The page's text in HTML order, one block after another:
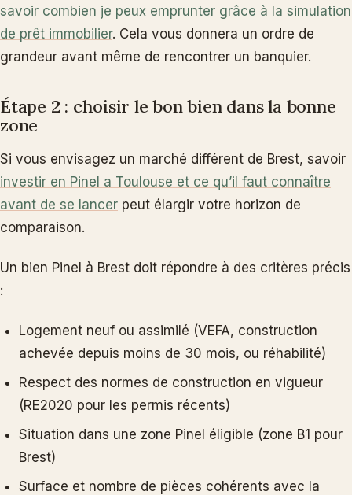
savoir combien je peux emprunter grâce à la simulation
de prêt immobilier. Cela vous donnera un ordre de
grandeur avant même de rencontrer un banquier.
Étape 2 : choisir le bon bien dans la bonne
zone
Si vous envisagez un marché différent de Brest, savoir
investir en Pinel a Toulouse et ce qu’il faut connaître
avant de se lancer peut élargir votre horizon de
comparaison.
Un bien Pinel à Brest doit répondre à des critères précis
:
Logement neuf ou assimilé (VEFA, construction
achevée depuis moins de 30 mois, ou réhabilité)
Respect des normes de construction en vigueur
(RE2020 pour les permis récents)
Situation dans une zone Pinel éligible (zone B1 pour
Brest)
Surface et nombre de pièces cohérents avec la